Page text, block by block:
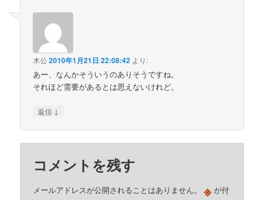
木公2010年1月21日 22:08:42 より:
あー、なんかそういうのありそうですね。
それほど需要があるとは思えないけれど。
返信 ↓
コメントを残す
メールアドレスが公開されることはありません。 ※ が付